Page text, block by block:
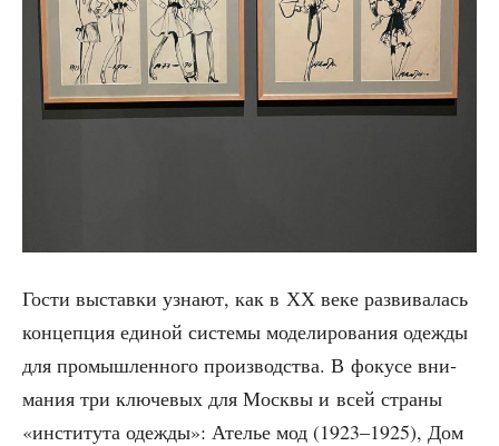
Гости выстав­ки узна­ют, как в ХХ веке раз­ви­ва­лась
кон­цеп­ция еди­ной систе­мы моде­ли­ро­ва­ния одеж­ды
для про­мыш­лен­но­го про­из­вод­ства. В фоку­се вни­
ма­ния три клю­че­вых для Моск­вы и всей стра­ны
«инсти­ту­та одеж­ды»: Ате­лье мод (1923–1925), Дом